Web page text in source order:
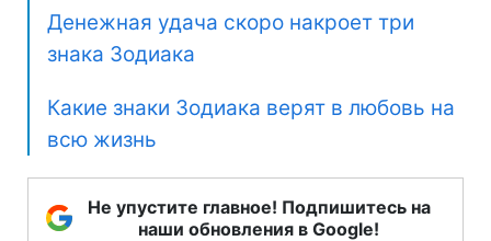
Денежная удача скоро накроет три
знака Зодиака
Какие знаки Зодиака верят в любовь на
всю жизнь
Не упустите главное! Подпишитесь на
наши обновления в Google!